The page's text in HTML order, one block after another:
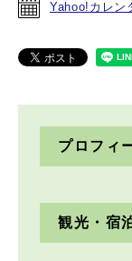
Yahoo!カレン
プロフィ
観光・宿